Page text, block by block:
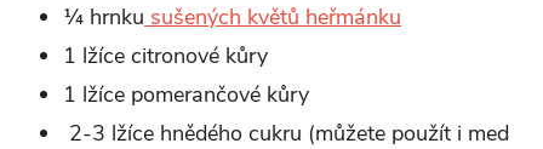
¼ hrnku sušených květů heřmánku
1 lžíce citronové kůry
1 lžíce pomerančové kůry
2-3 lžíce hnědého cukru (můžete použít i med